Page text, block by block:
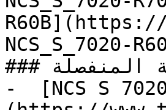
### المكملة المنفصلة
-  [NCS S